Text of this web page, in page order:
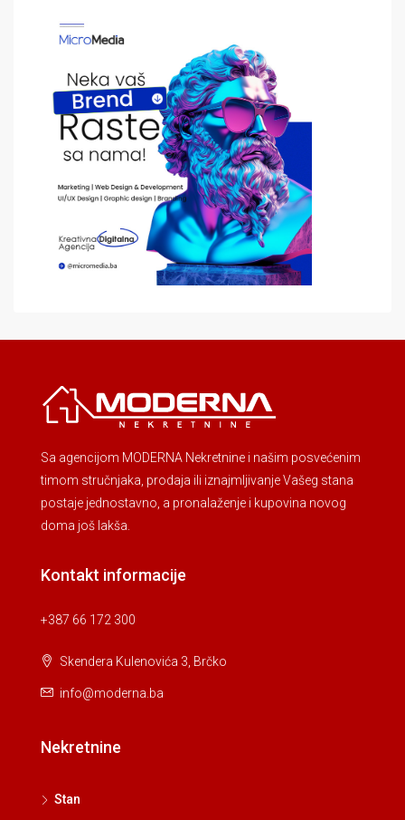
Sa agencijom MODERNA Nekretnine i našim posvećenim
timom stručnjaka, prodaja ili iznajmljivanje Vašeg stana
postaje jednostavno, a pronalaženje i kupovina novog
doma još lakša.
Kontakt informacije
+387 66 172 300
Skendera Kulenovića 3, Brčko
info@moderna.ba
Nekretnine
Stan